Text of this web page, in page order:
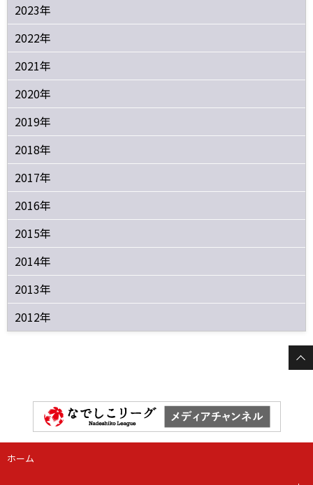
2023年
2022年
2021年
2020年
2019年
2018年
2017年
2016年
2015年
2014年
2013年
2012年
ホーム